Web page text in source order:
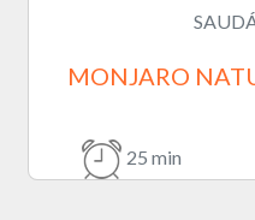
MONJARO
25 min